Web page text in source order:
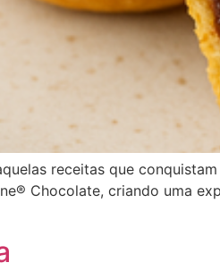
receitas que
Chocolate, criando uma